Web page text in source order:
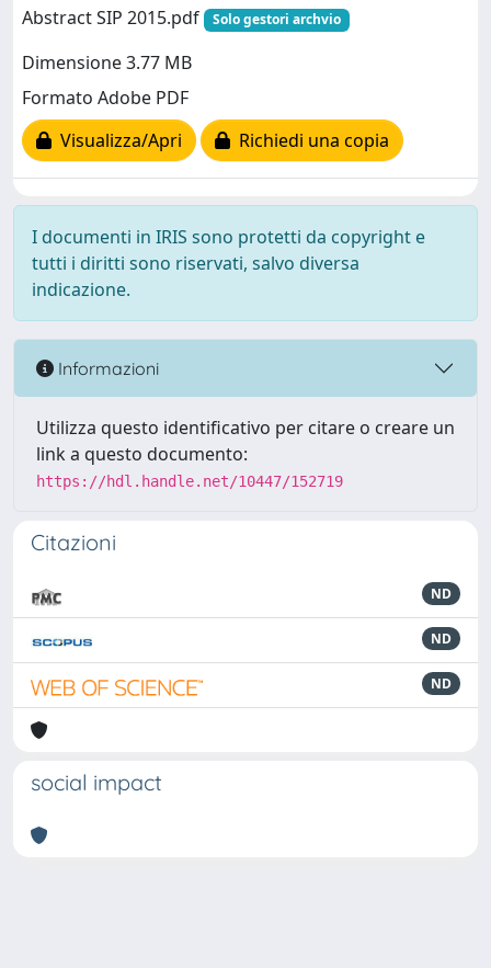
Abstract SIP 2015.pdf
Solo gestori archvio
Dimensione 3.77 MB
Formato Adobe PDF
Visualizza/Apri
Richiedi una copia
I documenti in IRIS sono protetti da copyright e
tutti i diritti sono riservati, salvo diversa
indicazione.
Informazioni
Utilizza questo identificativo per citare o creare un
link a questo documento:
https://hdl.handle.net/10447/152719
Citazioni
ND
ND
ND
social impact